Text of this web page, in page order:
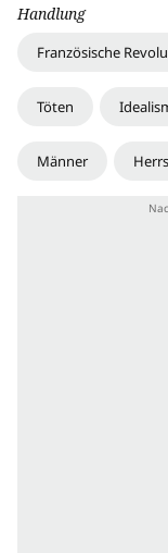
Handlung
Französische
Töten
Männer